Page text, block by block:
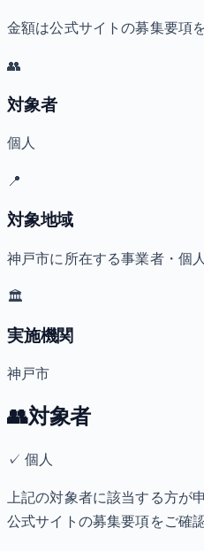
金額は公式サイトの募集要項
👥
対象者
個人
📍
対象地域
神戸市に所在する事業者・個
🏛️
実施機関
神戸市
👥対象者
✓個人
上記の対象者に該当する方が
公式サイトの募集要項をご確